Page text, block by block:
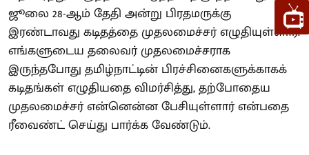
ஜூலை 28-ஆம் தேதி அன்று பிரதமருக்கு
இரண்டாவது கடிதத்தை முதலமைச்சர் எழுதியுள்ளார்.
எங்களுடைய தலைவர் முதலமைச்சராக
இருந்தபோது தமிழ்நாட்டின் பிரச்சினைகளுக்காகக்
கடிதங்கள் எழுதியதை விமர்சித்து, தற்போதைய
முதலமைச்சர் என்னென்ன பேசியுள்ளார் என்பதை
ரீவைண்ட் செய்து பார்க்க வேண்டும்.